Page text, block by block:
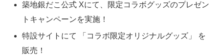
築地銀だこ公式 Xにて、限定コラボグッズのプレゼン
トキャンペーンを実施！
特設サイトにて 「コラボ限定オリジナルグッズ」 を
販売！